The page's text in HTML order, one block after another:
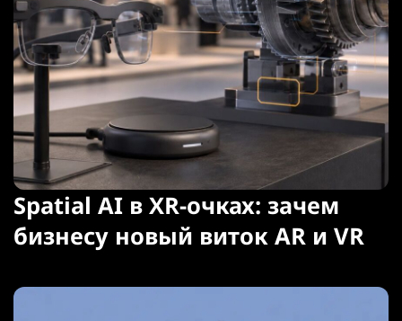
Spatial AI в XR-очках: зачем
бизнесу новый виток AR и VR